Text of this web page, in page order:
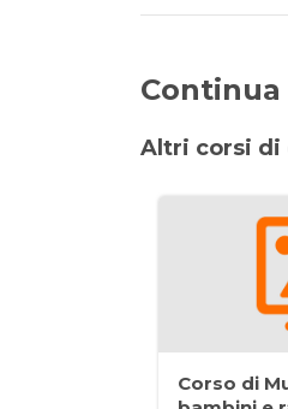
Altri corsi di
Corso di